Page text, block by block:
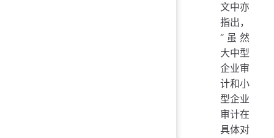
文中亦
指出，
“虽然
大中型
企业审
计和小
型企业
审计在
具体对